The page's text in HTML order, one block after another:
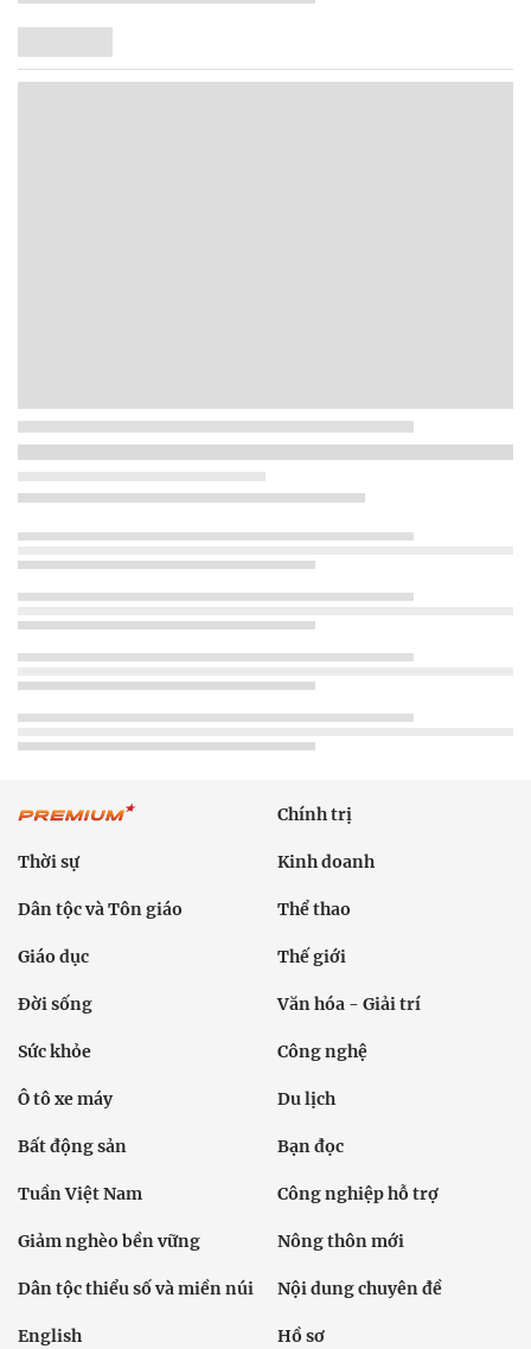
Chính trị
Thời sự Kinh doanh
Dân tộc và Tôn giáo Thể thao
Giáo dục Thế giới
Đời sống Văn hóa - Giải trí
Sức khỏe Công nghệ
Ô tô xe máy Du lịch
Bất động sản Bạn đọc
Tuần Việt Nam Công nghiệp hỗ trợ
Giảm nghèo bền vững Nông thôn mới
Dân tộc thiểu số và miền núi Nội dung chuyên đề
English Hồ sơ